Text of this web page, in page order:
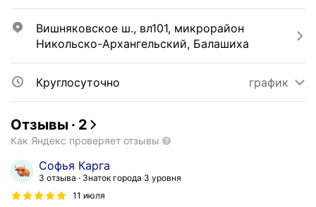
Вишняковское ш., вл101, микрорайон
Никольско-Архангельский, Балашиха
Круглосуточно график
Отзывы · 2
Как Яндекс проверяет отзывы
Софья Карга
3 отзыва
Знаток города 3 уровня
11 июля